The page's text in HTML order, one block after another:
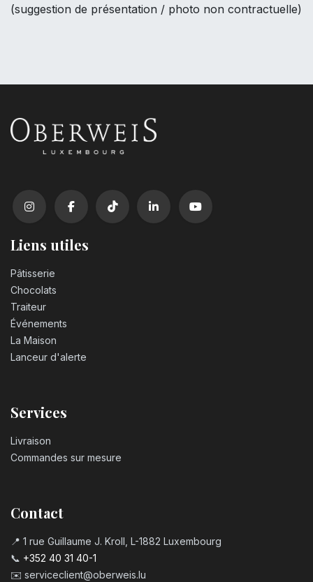
(suggestion de présentation / photo non contractuelle)
Liens utiles
Pâtisserie
Chocolats
Traiteur
Événements
La Maison
Lanceur d'alerte
Services
Livraison
Commandes sur mesure
Contact
📍 1 rue Guillaume J. Kroll, L-1882 Luxembourg
📞 +352 40 31 40-1
✉️ serviceclient@oberweis.lu